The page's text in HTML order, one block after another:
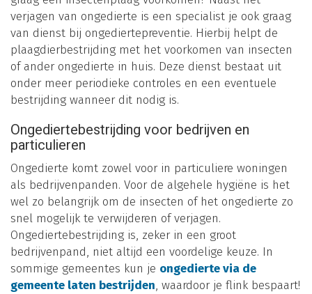
verjagen van ongedierte is een specialist je ook graag
van dienst bij ongediertepreventie. Hierbij helpt de
plaagdierbestrijding met het voorkomen van insecten
of ander ongedierte in huis. Deze dienst bestaat uit
onder meer periodieke controles en een eventuele
bestrijding wanneer dit nodig is.
Ongediertebestrijding voor bedrijven en
particulieren
Ongedierte komt zowel voor in particuliere woningen
als bedrijvenpanden. Voor de algehele hygiëne is het
wel zo belangrijk om de insecten of het ongedierte zo
snel mogelijk te verwijderen of verjagen.
Ongediertebestrijding is, zeker in een groot
bedrijvenpand, niet altijd een voordelige keuze. In
sommige gemeentes kun je ongedierte via de
gemeente laten bestrijden, waardoor je flink bespaart!